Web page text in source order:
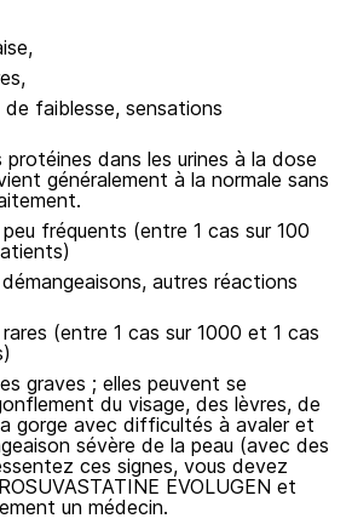
de faiblesse, sensations
protéines dans les urines à la dose
généralement à la normale sans
fréquents (entre 1 cas sur 100
autres réactions
(entre 1 cas sur 1000 et 1 cas
graves ; elles peuvent se
du visage, des lèvres, de
gorge avec difficultés à avaler et
sévère de la peau (avec des
ces signes, vous devez
EVOLUGEN et
un médecin.